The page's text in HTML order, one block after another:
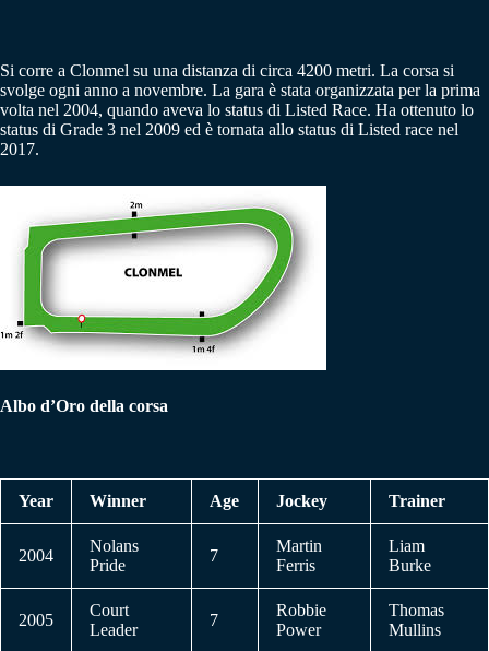
Si corre a Clonmel su una distanza di circa 4200 metri. La corsa si
svolge ogni anno a novembre. La gara è stata organizzata per la prima
volta nel 2004, quando aveva lo status di Listed Race. Ha ottenuto lo
status di Grade 3 nel 2009 ed è tornata allo status di Listed race nel
2017.
Albo d’Oro della corsa
Year Winner Age Jockey Trainer
2004
Nolans
Pride
7
Martin
Ferris
Liam
Burke
2005
Court
Leader
7
Robbie
Power
Thomas
Mullins